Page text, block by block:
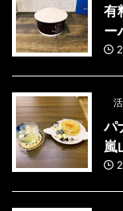
有
ー
パ
嵐